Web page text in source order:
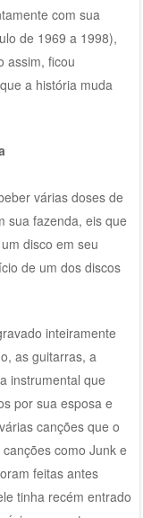
com sua
de 1969 a 1998),
assim, ficou
a história muda
várias doses de
sua fazenda, eis que
disco em seu
de um dos discos
inteiramente
as guitarras, a
instrumental que
por sua esposa e
canções que o
como Junk e
feitas antes
tinha recém entrado